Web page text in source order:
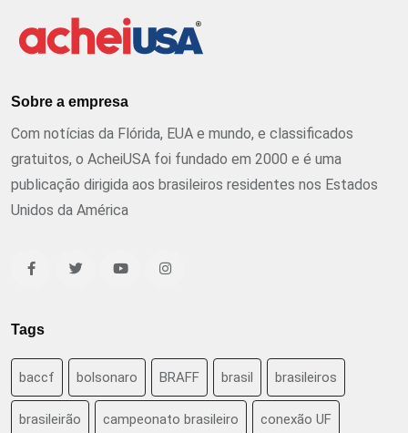
Sobre a empresa
Com notícias da Flórida, EUA e mundo, e classificados
gratuitos, o AcheiUSA foi fundado em 2000 e é uma
publicação dirigida aos brasileiros residentes nos Estados
Unidos da América
Tags
baccf bolsonaro BRAFF brasil brasileiros
brasileirão campeonato brasileiro conexão UF